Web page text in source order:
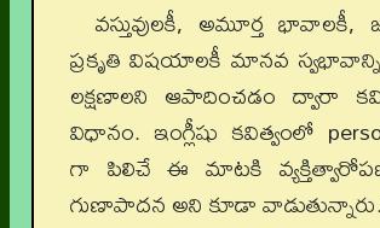
వస్తువులకీ, అమూర్త భావాలకీ,
ప్రకృతి విషయాలకీ మానవ
లక్షణాలని ఆపాదించడం ద్వారా
విధానం. ఇంగ్లీషు కవిత్వంలో
గా పిలిచే ఈ మాటకి
గుణాపాదన అని కూడా వాడుతున్నారు.